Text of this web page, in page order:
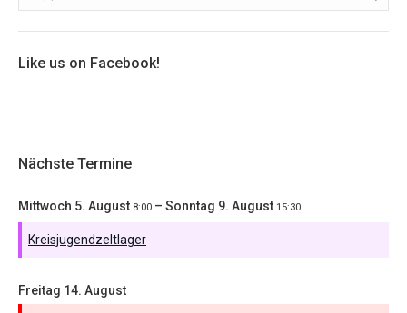
Like us on Facebook!
Nächste Termine
Mittwoch 5. August 8:00 – Sonntag 9. August 15:30
Kreisjugendzeltlager
Freitag 14. August